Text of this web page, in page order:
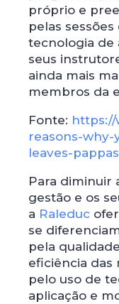
próprio e
pelas
tecnologia de
seus
ainda mais
membros da
Fonte: https://
reasons-
leaves-
Para diminuir
gestão e os
a Raleduc
se
pela
eficiência das
pelo uso de
aplicação e